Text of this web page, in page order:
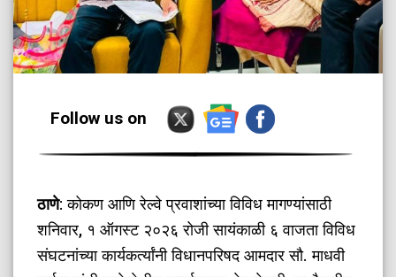
Follow us on
ठाणे: कोकण आणि रेल्वे प्रवाशांच्या विविध मागण्यांसाठी
शनिवार, १ ऑगस्ट २०२६ रोजी सायंकाळी ६ वाजता विविध
संघटनांच्या कार्यकर्त्यांनी विधानपरिषद आमदार सौ. माधवी